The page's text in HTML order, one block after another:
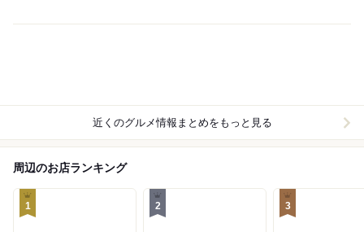
近くのグルメ情報まとめをもっと見る
周辺のお店ランキング
1 2 3